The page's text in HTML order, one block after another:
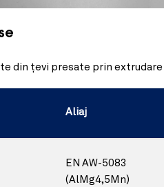
din țevi presate prin extrudare
Aliaj
EN AW-5083
(AlMg4,5Mn)